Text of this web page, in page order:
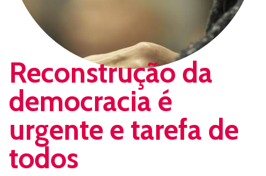
Reconstrução da
democracia é
urgente e tarefa de
todos